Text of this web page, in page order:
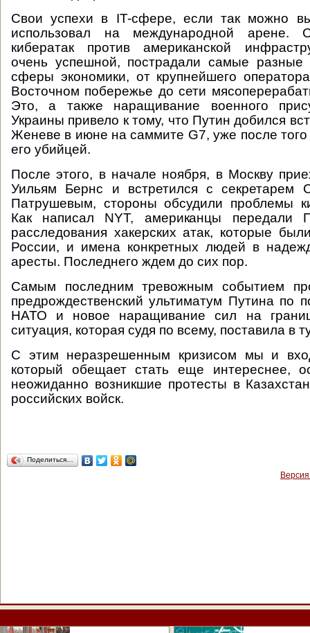
Cвои успехи в IT-сфере, если так можно
использовал на международной арене.
кибератак против американской
очень успешной, пострадали самые
сферы экономики, от крупнейшего
Восточном побережье до сети
Это, а также наращивание военного
Украины привело к тому, что Путин добился
Женеве в июне на саммите G7, уже после того
его убийцей.
После этого, в начале ноября, в Москву
Уильям Бернс и встретился с секретарем
Патрушевым, стороны обсудили проблемы
Как написал NYT, американцы передали
расследования хакерских атак, которые
России, и имена конкретных людей в
аресты. Последнего ждем до сих пор.
Самым последним тревожным событием
предрождественский ультиматум Путина по
НАТО и новое наращивание сил на
ситуация, которая судя по всему, поставила в
C этим неразрешенным кризисом мы и
который обещает стать еще интереснее,
неожиданно возникшие протесты в
российских войск.
Поделиться…